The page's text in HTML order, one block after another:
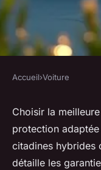
Assurance
choisir la
couverture
Accueil›Voiture
Choisir la
protection adaptée
citadines hybrides
détaille les